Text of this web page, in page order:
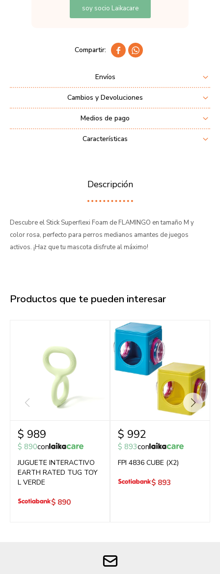
soy socio Laikacare
 
Envíos
Cambios y Devoluciones
Medios de pago
Características
Descripción
Descubre el Stick Superflexi Foam de FLAMINGO en tamaño M y
color rosa, perfecto para perros medianos amantes de juegos
activos. ¡Haz que tu mascota disfrute al máximo!
Productos que te pueden interesar
$ 989
$ 890con
JUGUETE INTERACTIVO
EARTH RATED TUG TOY
L VERDE
$ 890
$ 992
$ 893con
FPI 4836 CUBE (X2)
$ 893